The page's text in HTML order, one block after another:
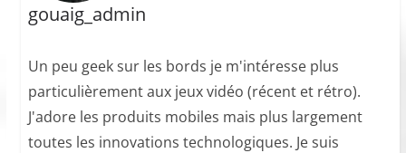
gouaig_admin
Un peu geek sur les bords je m'intéresse plus
particulièrement aux jeux vidéo (récent et rétro).
J'adore les produits mobiles mais plus largement
toutes les innovations technologiques. Je suis